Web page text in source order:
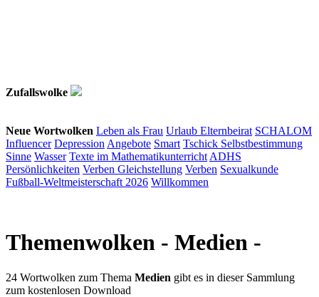
Zufallswolke
Neue Wortwolken Leben als Frau Urlaub Elternbeirat SCHALOM
Influencer Depression Angebote Smart Tschick Selbstbestimmung
Sinne Wasser Texte im Mathematikunterricht ADHS
Persönlichkeiten Verben Gleichstellung Verben Sexualkunde
Fußball-Weltmeisterschaft 2026 Willkommen
Themenwolken - Medien -
24 Wortwolken zum Thema Medien gibt es in dieser Sammlung
zum kostenlosen Download